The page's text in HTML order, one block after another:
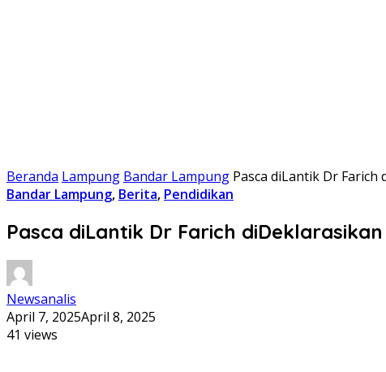
Beranda Lampung Bandar Lampung Pasca diLantik Dr
Bandar Lampung, Berita, Pendidikan
Pasca diLantik Dr Farich
Newsanalis
April 7, 2025April 8, 2025
41 views